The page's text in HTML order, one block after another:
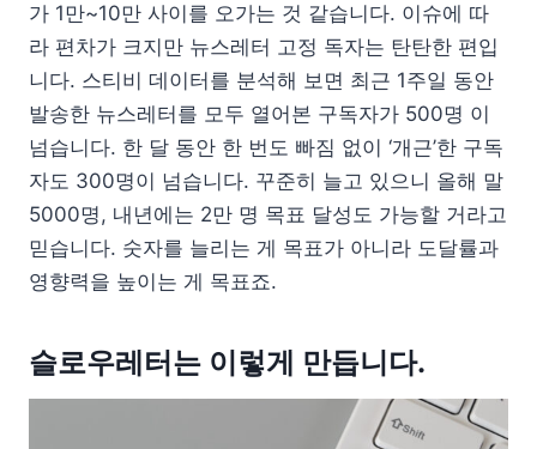
가 1만~10만 사이를 오가는 것 같습니다. 이슈에 따
라 편차가 크지만 뉴스레터 고정 독자는 탄탄한 편입
니다. 스티비 데이터를 분석해 보면 최근 1주일 동안
발송한 뉴스레터를 모두 열어본 구독자가 500명 이
넘습니다. 한 달 동안 한 번도 빠짐 없이 ‘개근’한 구독
자도 300명이 넘습니다. 꾸준히 늘고 있으니 올해 말
5000명, 내년에는 2만 명 목표 달성도 가능할 거라고
믿습니다. 숫자를 늘리는 게 목표가 아니라 도달률과
영향력을 높이는 게 목표죠.
슬로우레터는 이렇게 만듭니다.